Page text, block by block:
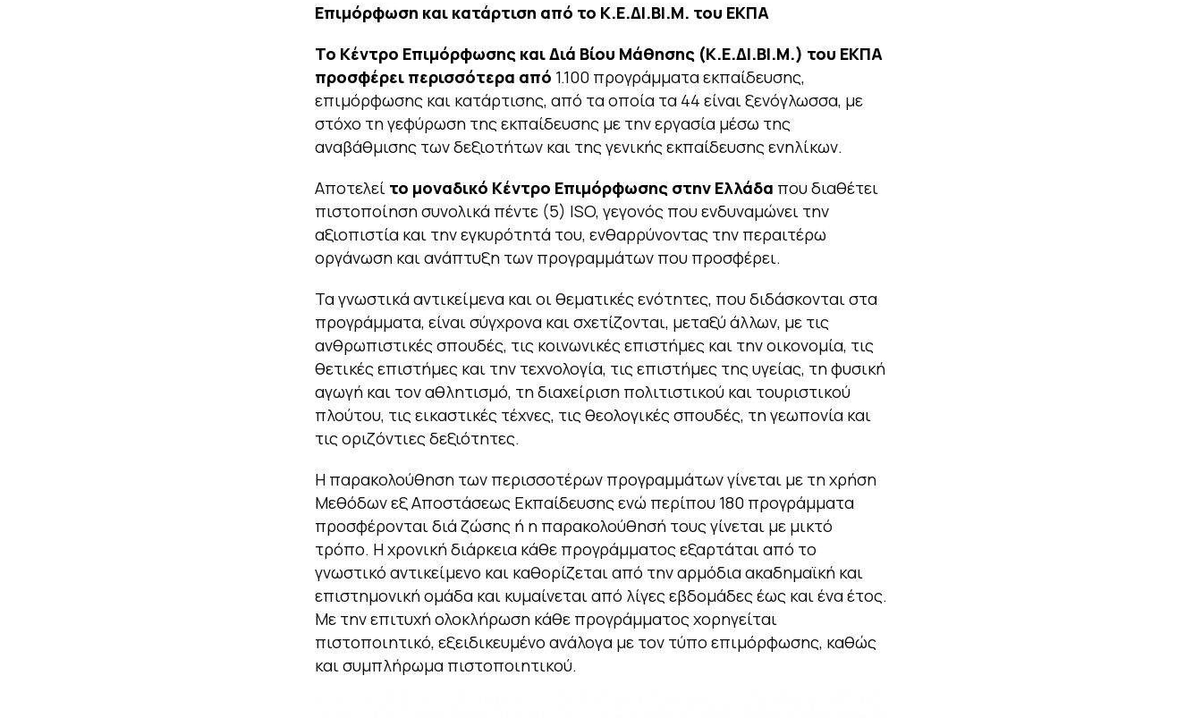
Επιμόρφωση και κατάρτιση από το Κ.Ε.ΔΙ.ΒΙ.Μ. του ΕΚΠΑ
Το Κέντρο Επιμόρφωσης και Διά Βίου Μάθησης (Κ.Ε.ΔΙ.ΒΙ.Μ.) του ΕΚΠΑ
προσφέρει περισσότερα από 1.100 προγράμματα εκπαίδευσης,
επιμόρφωσης και κατάρτισης, από τα οποία τα 44 είναι ξενόγλωσσα, με
στόχο τη γεφύρωση της εκπαίδευσης με την εργασία μέσω της
αναβάθμισης των δεξιοτήτων και της γενικής εκπαίδευσης ενηλίκων.
Αποτελεί το μοναδικό Κέντρο Επιμόρφωσης στην Ελλάδα που διαθέτει
πιστοποίηση συνολικά πέντε (5) ISO, γεγονός που ενδυναμώνει την
αξιοπιστία και την εγκυρότητά του, ενθαρρύνοντας την περαιτέρω
οργάνωση και ανάπτυξη των προγραμμάτων που προσφέρει.
Τα γνωστικά αντικείμενα και οι θεματικές ενότητες, που διδάσκονται στα
προγράμματα, είναι σύγχρονα και σχετίζονται, μεταξύ άλλων, με τις
ανθρωπιστικές σπουδές, τις κοινωνικές επιστήμες και την οικονομία, τις
θετικές επιστήμες και την τεχνολογία, τις επιστήμες της υγείας, τη φυσική
αγωγή και τον αθλητισμό, τη διαχείριση πολιτιστικού και τουριστικού
πλούτου, τις εικαστικές τέχνες, τις θεολογικές σπουδές, τη γεωπονία και
τις οριζόντιες δεξιότητες.
Η παρακολούθηση των περισσοτέρων προγραμμάτων γίνεται με τη χρήση
Μεθόδων εξ Αποστάσεως Εκπαίδευσης ενώ περίπου 180 προγράμματα
προσφέρονται διά ζώσης ή η παρακολούθησή τους γίνεται με μικτό
τρόπο. Η χρονική διάρκεια κάθε προγράμματος εξαρτάται από το
γνωστικό αντικείμενο και καθορίζεται από την αρμόδια ακαδημαϊκή και
επιστημονική ομάδα και κυμαίνεται από λίγες εβδομάδες έως και ένα έτος.
Με την επιτυχή ολοκλήρωση κάθε προγράμματος χορηγείται
πιστοποιητικό, εξειδικευμένο ανάλογα με τον τύπο επιμόρφωσης, καθώς
και συμπλήρωμα πιστοποιητικού.